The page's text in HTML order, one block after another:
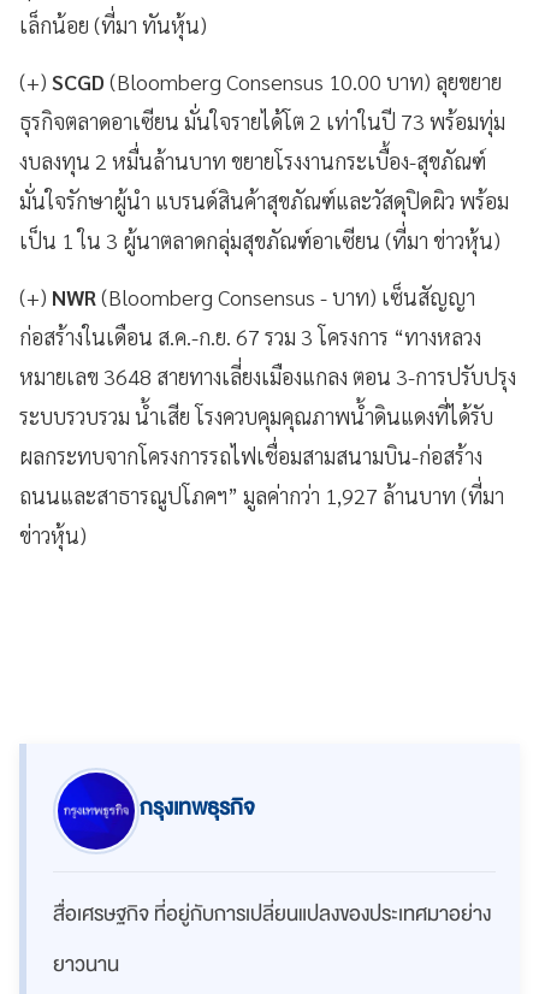
เล็กน้อย (ที่มา ทันหุ้น)
(+) SCGD (Bloomberg Consensus 10.00 บาท) ลุยขยาย
ธุรกิจตลาดอาเซียน มั่นใจรายได้โต 2 เท่าในปี 73 พร้อมทุ่ม
งบลงทุน 2 หมื่นล้านบาท ขยายโรงงานกระเบื้อง-สุขภัณฑ์
มั่นใจรักษาผู้นำ แบรนด์สินค้าสุขภัณฑ์และวัสดุปิดผิว พร้อม
เป็น 1 ใน 3 ผู้นาตลาดกลุ่มสุขภัณฑ์อาเซียน (ที่มา ข่าวหุ้น)
(+) NWR (Bloomberg Consensus - บาท) เซ็นสัญญา
ก่อสร้างในเดือน ส.ค.-ก.ย. 67 รวม 3 โครงการ “ทางหลวง
หมายเลข 3648 สายทางเลี่ยงเมืองแกลง ตอน 3-การปรับปรุง
ระบบรวบรวม น้ำเสีย โรงควบคุมคุณภาพน้ำดินแดงที่ได้รับ
ผลกระทบจากโครงการรถไฟเชื่อมสามสนามบิน-ก่อสร้าง
ถนนและสาธารณูปโภคฯ” มูลค่ากว่า 1,927 ล้านบาท (ที่มา
ข่าวหุ้น)
กรุงเทพธุรกิจ
สื่อเศรษฐกิจ ที่อยู่กับการเปลี่ยนแปลงของประเทศมาอย่าง
ยาวนาน